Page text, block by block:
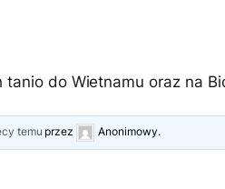
tanio do Wietnamu oraz na
temu przez Anonimowy.